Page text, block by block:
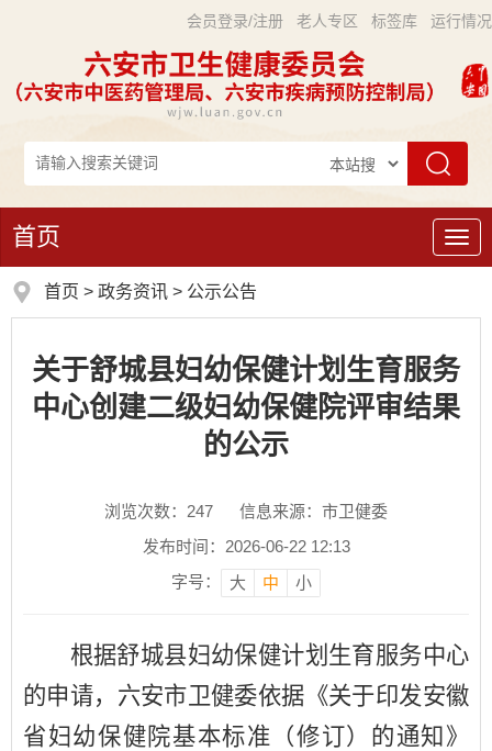
会员登录/注册 老人专区 标签库 运行情况
导
首页
首页 > 政务资讯 > 公示公告
关于舒城县妇幼保健计划生育服务
中心创建二级妇幼保健院评审结果
的公示
浏览次数： 247
信息来源：市卫健委
发布时间：2026-06-22 12:13
字号：
大 中 小
根据舒城县妇幼保健计划生育服务中心
的申请，六安市卫健委依据 《关于印发安徽
省妇幼保健院基本标准（修订）的通知》